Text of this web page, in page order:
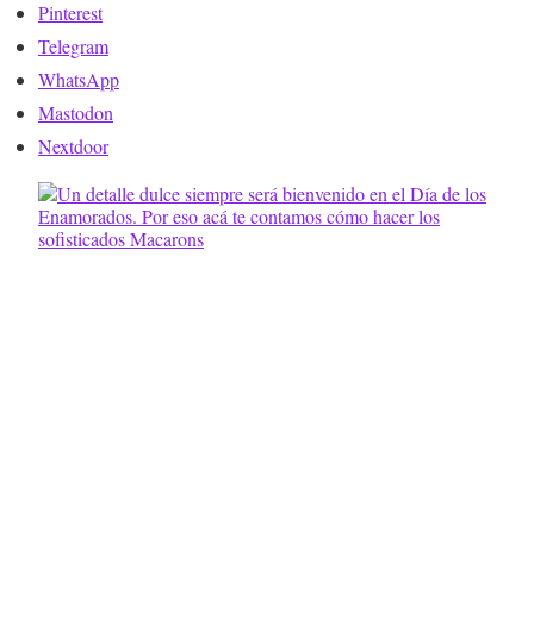
Pinterest
Telegram
WhatsApp
Mastodon
Nextdoor